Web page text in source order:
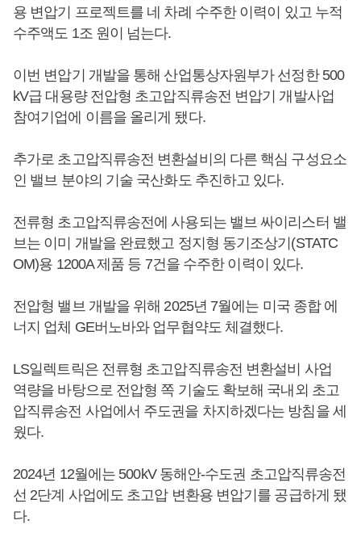
용 변압기 프로젝트를 네 차례 수주한 이력이 있고 누적
수주액도 1조 원이 넘는다.
이번 변압기 개발을 통해 산업통상자원부가 선정한 500
kV급 대용량 전압형 초고압직류송전 변압기 개발사업
참여기업에 이름을 올리게 됐다.
추가로 초고압직류송전 변환설비의 다른 핵심 구성요소
인 밸브 분야의 기술 국산화도 추진하고 있다.
전류형 초고압직류송전에 사용되는 밸브 싸이리스터 밸
브는 이미 개발을 완료했고 정지형 동기조상기(STATC
OM)용 1200A 제품 등 7건을 수주한 이력이 있다.
전압형 밸브 개발을 위해 2025년 7월에는 미국 종합 에
너지 업체 GE버노바와 업무협약도 체결했다.
LS일렉트릭은 전류형 초고압직류송전 변환설비 사업
역량을 바탕으로 전압형 쪽 기술도 확보해 국내외 초고
압직류송전 사업에서 주도권을 차지하겠다는 방침을 세
웠다.
2024년 12월에는 500kV 동해안-수도권 초고압직류송전
선 2단계 사업에도 초고압 변환용 변압기를 공급하게 됐
다.